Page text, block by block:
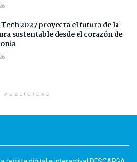
Tech 2027 proyecta el futuro de la
sustentable desde el corazón de
PUBLICIDAD